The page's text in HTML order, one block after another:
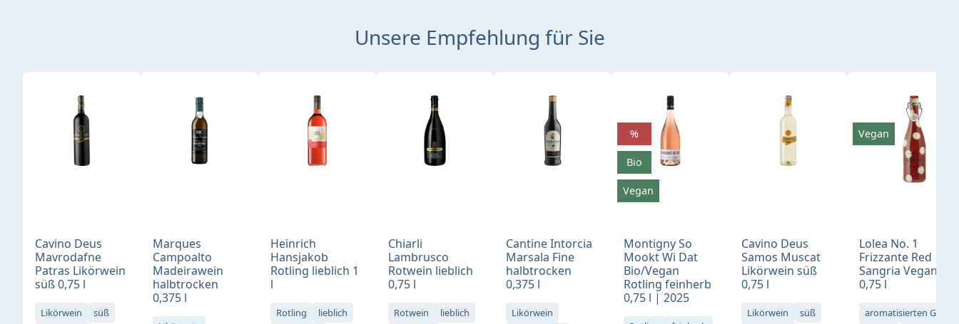
Unsere Empfehlung für Sie
Produktgalerie überspringen
Cavino Deus
Mavrodafne
Patras Likörwein
süß 0,75 l
Likörwein süß
Marques
Campoalto
Madeirawein
halbtrocken
0,375 l
Heinrich
Hansjakob
Rotling lieblich 1
l
Rotling lieblich
Chiarli
Lambrusco
Rotwein lieblich
0,75 l
Rotwein lieblich
Cantine Intorcia
Marsala Fine
halbtrocken
0,375 l
Likörwein
Montigny So
Mookt Wi Dat
Bio/Vegan
Rotling feinherb
0,75 l | 2025
%
Bio
Vegan
Cavino Deus
Samos Muscat
Likörwein süß
0,75 l
Likörwein süß
Lolea No. 1
Frizzante Red
Sangria Vegan
0,75 l
aromatisierten
Vegan